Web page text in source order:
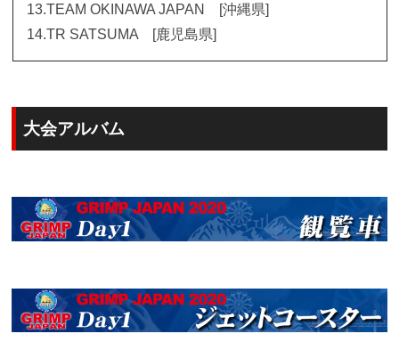
13.TEAM OKINAWA JAPAN [沖縄県]
14.TR SATSUMA [鹿児島県]
大会アルバム